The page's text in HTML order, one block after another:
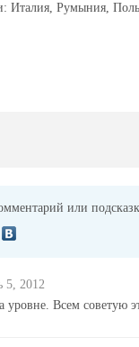
Италия, Румыния,
или
5, 2012
уровне. Всем советую